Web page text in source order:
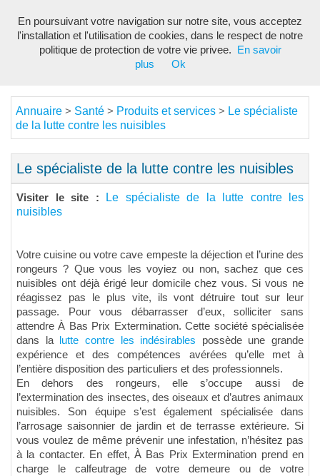
Annuaire > Santé > Produits et services > Le spécialiste
de la lutte contre les nuisibles
Le spécialiste de la lutte contre les nuisibles
Visiter le site :
Le spécialiste de la lutte contre les
nuisibles
Votre cuisine ou votre cave empeste la déjection et l’urine des
rongeurs ? Que vous les voyiez ou non, sachez que ces
nuisibles ont déjà érigé leur domicile chez vous. Si vous ne
réagissez pas le plus vite, ils vont détruire tout sur leur
passage. Pour vous débarrasser d’eux, solliciter sans
attendre À Bas Prix Extermination. Cette société spécialisée
dans la
lutte contre les indésirables possède une grande
expérience et des compétences avérées qu’elle met à
l’entière disposition des particuliers et des professionnels.
En dehors des rongeurs, elle s’occupe aussi de
l’extermination des insectes, des oiseaux et d’autres animaux
nuisibles. Son équipe s’est également spécialisée dans
l’arrosage saisonnier de jardin et de terrasse extérieure. Si
vous voulez de même prévenir une infestation, n’hésitez pas
à la contacter. En effet, À Bas Prix Extermination prend en
charge le calfeutrage de votre demeure ou de votre
En poursuivant votre navigation sur notre site, vous acceptez
l'installation et l'utilisation de cookies, dans le respect de notre
politique de protection de votre vie privee.
En savoir
plus
Ok